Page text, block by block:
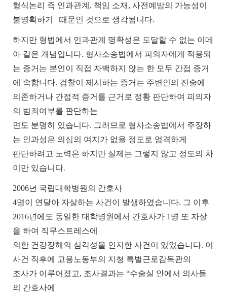
형식논리 즉 인과관계 , 책임 소재 , 사전예방의 가능성이
불명확하기
때문인 것으로 생각됩니다.
하지만 형법에서 인과관계 명확성은 도달할 수 없는 이데
아 같은 개념입니다. 형사소송법에서 피의자에게 적용되
는 증거는 본인이 직접 자백하지 않는 한 모두 간접 증거
에 속합니다. 검찰이 제시하는 증거는 주변인의 진술에
의존하거나 간접적 증거를 근거로 정황 판단하여 피의자
의 범죄여부를 판단하는
면도 분명히 있습니다. 그러므로 형사소송법에서 주장하
는 인과성은 의심의 여지가 없을 정도로 엄격하게
판단하려고 노력은 하지만 실제는 그렇지 않고 정도의 차
이만 있습니다.
2006년 국립대학병원의 간호사
4명이 연달아 자살하는 사건이 발생하였습니다. 그 이후
2016년에도 동일한 대학병원에서 간호사가 1 명 또 자살
을 하여 직무스트레스에
의한 건강장해의 심각성을 인지한 사건이 있었습니다. 이
사건 직후에 고용노동부의 지청 특별근로감독관의
조사가 이루어졌고, 조사결과는 “수술실 안에서 의사들
의 간호사에